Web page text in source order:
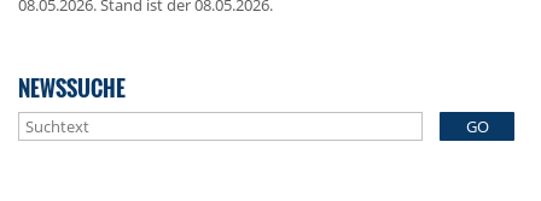
08.05.2026. Stand ist der 08.05.2026.
NEWSSUCHE
GO